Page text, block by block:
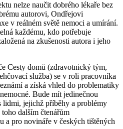
nelze naučit dobrého lékaře bez
autorovi, Ondřejovi
v reálném světě nemoci a umírání.
každému, kdo potřebuje
na zkušenosti autora i jeho
Cesty domů (zdravotnický tým,
služba) se v roli pracovníka
a získá vhled do problematiky
Bude mít jedinečnou
lidmi, jejichž příběhy a problémy
dalším čtenářům
a pro novináře v českých tištěných